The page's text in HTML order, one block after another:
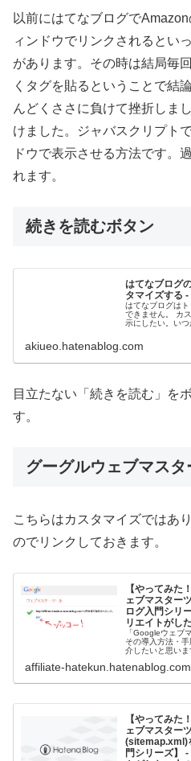
以前にはてなブログで
ィンドウでリンクされるとい
があります。その時は結局毎
くタグを貼るということで結
んどくささに負けて挫折しま
けました。ジャバスクリプト
ドウで表示させる方法です。
れます。
続きを読むボタン
はてなブログ
タマイズする
はてなブログは
できません。 カ
示にしたい。いつ
akiueo.hatenablog.com
目立たない「続きを読む」を
す。
グーグルウェブマス
こちらはカスタマイズではあ
のでリンクしておきます。
【やってみた
ェブマスター
ログ入門シリ
リエイトがし
「Googleウェブ
その導入方法・
介したいと思い
affiliate-hatekun.hatenablog.com
【やってみた
ェブマスター
(sitemap.xml)
門シリーズ】